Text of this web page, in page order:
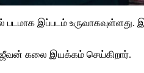
உருவாகவுள்ளது.
கலை இயக்கம் செய்கிறார்.